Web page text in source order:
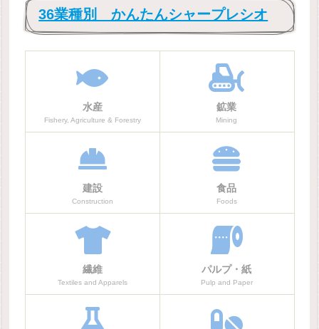
36業種別 かんたんシャープレシオ
水産
Fishery, Agriculture & Forestry
鉱業
Mining
建設
Construction
食品
Foods
繊維
Textiles and Apparels
パルプ・紙
Pulp and Paper